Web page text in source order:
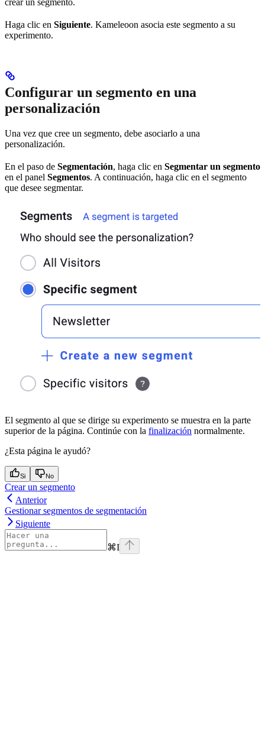
Haga clic en Siguiente. Kameleoon asocia este segmento a su
experimento.
Configurar un segmento en una
personalización
Una vez que cree un segmento, debe asociarlo a una
personalización.
En el paso de Segmentación, haga clic en Segmentar un segmento
en el panel Segmentos. A continuación, haga clic en el segmento
que desee segmentar.
El segmento al que se dirige su experimento se muestra en la parte
superior de la página. Continúe con la finalización normalmente.
¿Esta página le ayudó?
Si No
Crear un segmento
Anterior
Gestionar segmentos de segmentación
Siguiente
⌘I